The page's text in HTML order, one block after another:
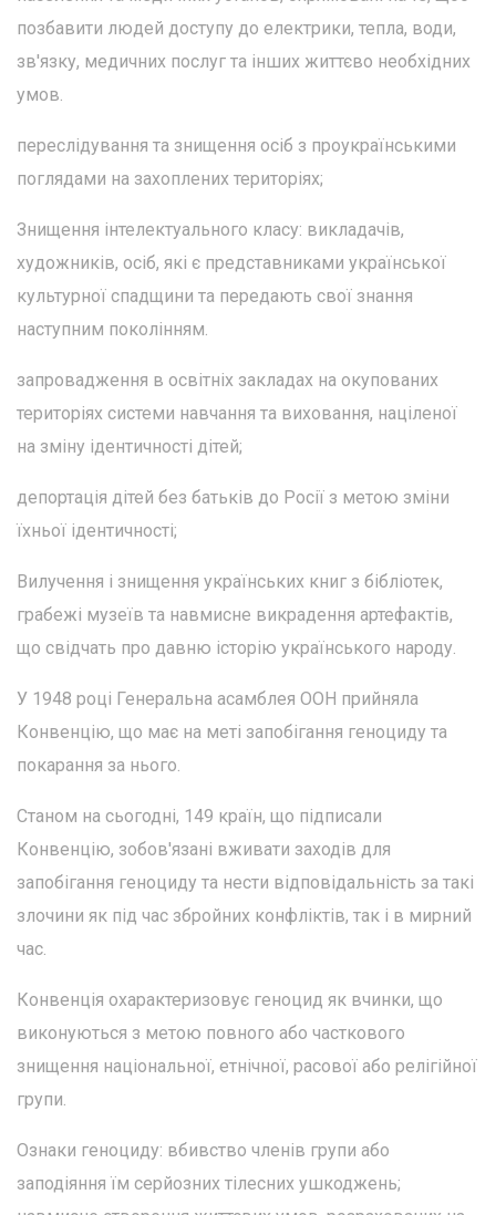
позбавити людей доступу до електрики, тепла, води,
зв'язку, медичних послуг та інших життєво необхідних
умов.
переслідування та знищення осіб з проукраїнськими
поглядами на захоплених територіях;
Знищення інтелектуального класу: викладачів,
художників, осіб, які є представниками української
культурної спадщини та передають свої знання
наступним поколінням.
запровадження в освітніх закладах на окупованих
територіях системи навчання та виховання, націленої
на зміну ідентичності дітей;
депортація дітей без батьків до Росії з метою зміни
їхньої ідентичності;
Вилучення і знищення українських книг з бібліотек,
грабежі музеїв та навмисне викрадення артефактів,
що свідчать про давню історію українського народу.
У 1948 році Генеральна асамблея ООН прийняла
Конвенцію, що має на меті запобігання геноциду та
покарання за нього.
Станом на сьогодні, 149 країн, що підписали
Конвенцію, зобов'язані вживати заходів для
запобігання геноциду та нести відповідальність за такі
злочини як під час збройних конфліктів, так і в мирний
час.
Конвенція охарактеризовує геноцид як вчинки, що
виконуються з метою повного або часткового
знищення національної, етнічної, расової або релігійної
групи.
Ознаки геноциду: вбивство членів групи або
заподіяння їм серйозних тілесних ушкоджень;